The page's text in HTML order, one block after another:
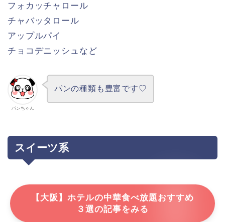
フォカッチャロール
チャバッタロール
アップルパイ
チョコデニッシュなど
パンちゃん
パンの種類も豊富です♡
スイーツ系
【大阪】ホテルの中華食べ放題おすすめ
３選の記事をみる